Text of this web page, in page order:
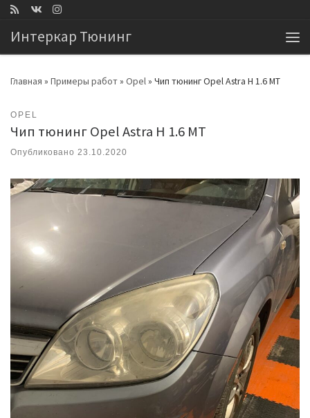
Интеркар Тюнинг
Главная » Примеры работ» Opel» Чип тюнинг Opel Astra H 1.6 MT
OPEL
Чип тюнинг Opel Astra H 1.6 MT
Опубликовано 23.10.2020